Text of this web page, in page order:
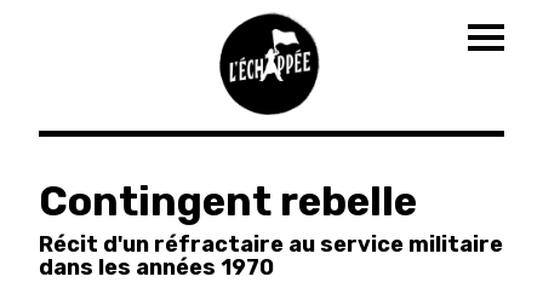
Aller
contenu
principal
Contingent rebelle
Récit d'un réfractaire au service militaire
dans les années 1970